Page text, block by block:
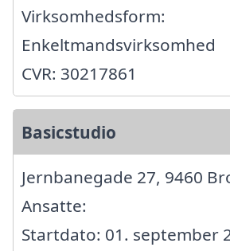
Virksomhedsform:
Enkeltmandsvirksomhed
CVR: 30217861
Basicstudio
Jernbanegade 27, 9460
Ansatte:
Startdato: 01. september